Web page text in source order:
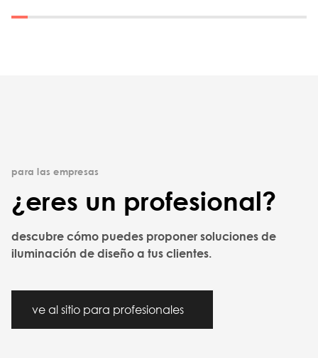
para las empresas
¿eres un profesional?
descubre cómo puedes proponer soluciones de
iluminación de diseño a tus clientes.
ve al sitio para profesionales